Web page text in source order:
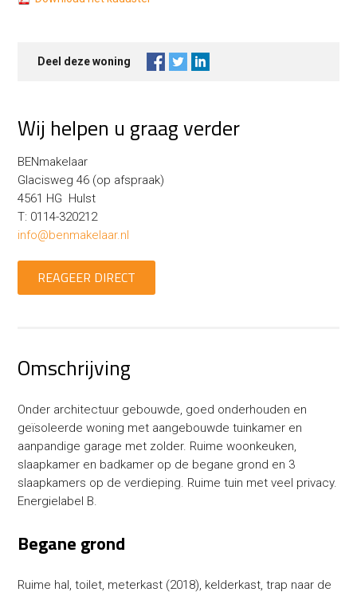
Deel deze woning
Wij helpen u graag verder
BENmakelaar
Glacisweg 46 (op afspraak)
4561 HG Hulst
T: 0114-320212
info@benmakelaar.nl
REAGEER DIRECT
Omschrijving
Onder architectuur gebouwde, goed onderhouden en
geïsoleerde woning met aangebouwde tuinkamer en
aanpandige garage met zolder. Ruime woonkeuken,
slaapkamer en badkamer op de begane grond en 3
slaapkamers op de verdieping. Ruime tuin met veel privacy.
Energielabel B.
Begane grond
Ruime hal, toilet, meterkast (2018), kelderkast, trap naar de